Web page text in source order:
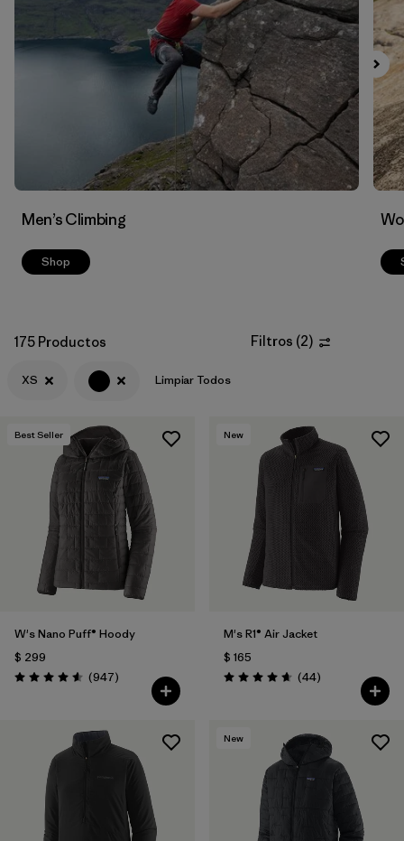
Materials & Fabric
Men’s Climbing
Shop
175 Productos Filtros (2)
XS Limpiar Todos
Best Seller
W's Nano Puff® Hoody
$ 299
Valoración: 4.6 / 5
(947Comentarios
)
New
M's R1® Air Jacket
$ 165
Valoración: 4.7 / 5
(44Comentarios
)
New